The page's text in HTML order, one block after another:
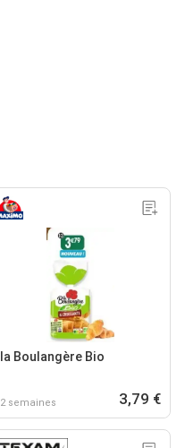
la Boulangère Bio
2 semaines 3,79 €